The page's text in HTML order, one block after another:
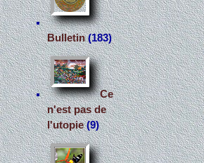
Bulletin(183)
Ce
n'est pas de
l'utopie(9)